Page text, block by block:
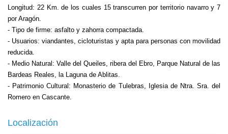
Longitud: 22 Km. de los cuales 15 transcurren por territorio navarro y 7
por Aragón.
- Tipo de firme: asfalto y zahorra compactada.
- Usuarios: viandantes, cicloturistas y apta para personas con movilidad
reducida.
- Medio Natural: Valle del Queiles, ribera del Ebro, Parque Natural de las
Bardeas Reales, la Laguna de Ablitas.
- Patrimonio Cultural: Monasterio de Tulebras, Iglesia de Ntra. Sra. del
Romero en Cascante.
Localización